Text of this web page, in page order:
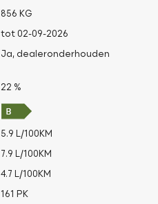
856 KG
tot 02-09-2026
Ja, dealeronderhouden
22 %
5.9 L/100KM
7.9 L/100KM
4.7 L/100KM
161 PK